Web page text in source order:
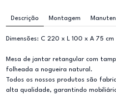
Descrição Montagem
Dimensões: C 220 x L 100 x A 75 cm
Mesa de jantar retangular com
folheada a nogueira natural.
Todos os nossos produtos são
alta qualidade, garantindo